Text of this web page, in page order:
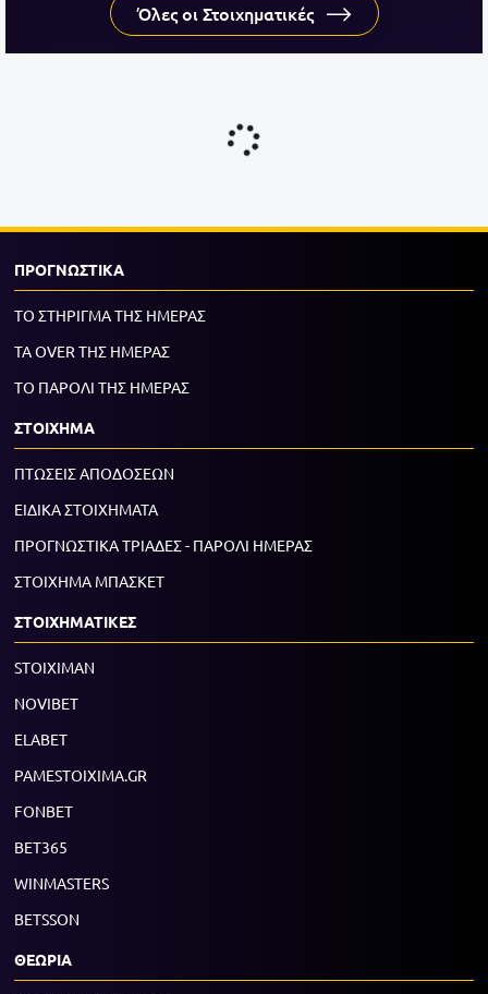
Όλες οι Στοιχηματικές
ΠΡΟΓΝΩΣΤΙΚΑ
ΤΟ ΣΤΗΡΙΓΜΑ ΤΗΣ ΗΜΕΡΑΣ
ΤΑ OVER ΤΗΣ ΗΜΕΡΑΣ
ΤΟ ΠΑΡΟΛΙ ΤΗΣ ΗΜΕΡΑΣ
ΣΤΟΙΧΗΜΑ
ΠΤΩΣΕΙΣ ΑΠΟΔΟΣΕΩΝ
ΕΙΔΙΚΑ ΣΤΟΙΧΗΜΑΤΑ
ΠΡΟΓΝΩΣΤΙΚΑ ΤΡΙΑΔΕΣ - ΠΑΡΟΛΙ ΗΜΕΡΑΣ
ΣΤΟΙΧΗΜΑ ΜΠΑΣΚΕΤ
ΣΤΟΙΧΗΜΑΤΙΚΕΣ
STOIXIMAN
NOVIBET
ELABET
PAMESTOIXIMA.GR
FONBET
BET365
WINMASTERS
BETSSON
ΘΕΩΡΙΑ